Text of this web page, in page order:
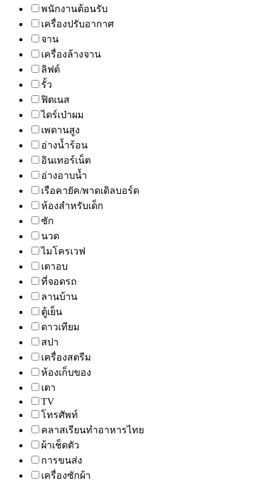
พนักงานต้อนรับ
เครื่องปรับอากาศ
จาน
เครื่องล้างจาน
ลิฟต์
รั้ว
ฟิตเนส
ไดร์เป่าผม
เพดานสูง
อ่างน้ำร้อน
อินเทอร์เน็ต
อ่างอาบน้ำ
เรือคายัค/พาดเดิลบอร์ด
ห้องสำหรับเด็ก
ซัก
นวด
ไมโครเวฟ
เตาอบ
ที่จอดรถ
ลานบ้าน
ตู้เย็น
ดาวเทียม
สปา
เครื่องสตรีม
ห้องเก็บของ
เตา
TV
โทรศัพท์
คลาสเรียนทำอาหารไทย
ผ้าเช็ดตัว
การขนส่ง
เครื่องซักผ้า